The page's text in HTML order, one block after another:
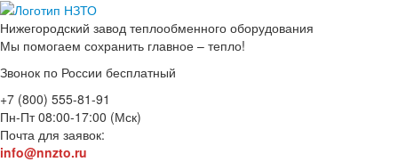
Нижегородский завод теплообменного оборудования
Мы помогаем сохранить главное – тепло!
Звонок по России бесплатный
+7 (800) 555-81-91
Пн-Пт 08:00-17:00 (Мск)
Почта для заявок:
info@nnzto.ru